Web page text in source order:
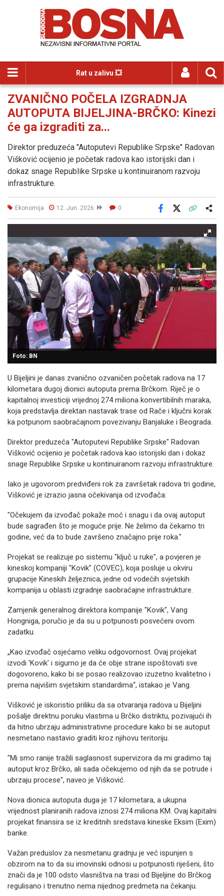
Rat u zalivu 💥
ZVANIČNO POČELA IZGRADNJA
AUTOPUTA BIJELJINA-BRČKO: Kinezi
će ga izgraditi za...
Direktor preduzeća "Autoputevi Republike Srpske" Radovan
Višković ocijenio je početak radova kao istorijski dan i
dokaz snage Republike Srpske u kontinuiranom razvoju
infrastrukture.
Ekonomija 12. Jun. 2026 0
Facebook
Foto: BN
U Bijeljini je danas zvanično ozvaničen početak radova na 17
kilometara dugoj dionici autoputa prema Brčkom. Riječ je o
kapitalnoj investiciji vrijednoj 274 miliona konvertibilnih maraka,
koja predstavlja direktan nastavak trase od Rače i ključni korak
ka potpunom saobraćajnom povezivanju Banjaluke i Beograda.
Direktor preduzeća "Autoputevi Republike Srpske" Radovan
Višković ocijenio je početak radova kao istorijski dan i dokaz
snage Republike Srpske u kontinuiranom razvoju infrastrukture.
​Iako je ugovorom predviđeni rok za završetak radova tri godine,
Višković je izrazio jasna očekivanja od izvođača:
"Očekujem da izvođač pokaže moć i snagu i da ovaj autoput
bude sagrađen što je moguće prije. Ne želimo da čekamo tri
godine, već da to bude završeno značajno prije roka."
​Projekat se realizuje po sistemu "ključ u ruke", a povjeren je
kineskoj kompaniji "Kovik" (COVEC), koja posluje u okviru
grupacije Kineskih željeznica, jedne od vodećih svjetskih
kompanija u oblasti izgradnje saobraćajne infrastrukture.
​Zamjenik generalnog direktora kompanije "Kovik", Vang
Hongniga, poručio je da su u potpunosti posvećeni ovom
zadatku.
​„Kao izvođač osjećamo veliku odgovornost. Ovaj projekat
izvodi 'Kovik' i sigurno je da će obje strane ispoštovati sve
dogovoreno, kako bi se posao realizovao izuzetno kvalitetno i
prema najvišim svjetskim standardima“, istakao je Vang.
​Višković je iskoristio priliku da sa otvaranja radova u Bijeljini
pošalje direktnu poruku vlastima u Brčko distriktu, pozivajući ih
da hitno ubrzaju administrativne procedure kako bi se autoput
nesmetano nastavio graditi kroz njihovu teritoriju.
​"Mi smo ranije tražili saglasnost supervizora da mi gradimo taj
autoput kroz Brčko, ali sada očekujemo od njih da se potrude i
ubrzaju procese", naveo je Višković.
Nova dionica autoputa duga je 17 kilometara, a ukupna
vrijednost planiranih radova iznosi 274 miliona KM. Ovaj kapitalni
projekat finansira se iz kreditnih sredstava kineske Eksim (Exim)
banke.
Važan preduslov za nesmetanu gradnju je već ispunjen s
obzirom na to da su imovinski odnosi u potpunosti riješeni, što
znači da je 100 odsto vlasništva na trasi od Bijeljine do Brčkog
regulisano i trenutno nema nijednog predmeta na čekanju.